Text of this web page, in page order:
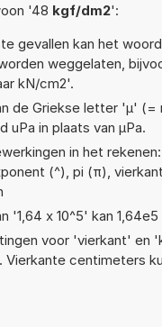
'48 kgf/dm2':
gevallen kan het
weggelaten,
kN/cm2'.
de Griekse letter 'µ'
uPa in plaats van µPa.
in het
(^), pi (π),
'1,64 x 10^5' kan
voor 'vierkant' en
centimeters